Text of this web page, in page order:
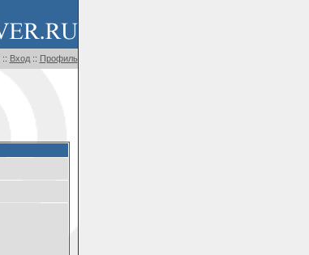
:: Вход:: Профиль